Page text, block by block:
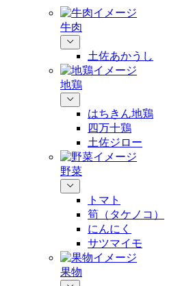
牛肉
土佐あかうし
地鶏
はちきん地鶏
四万十鶏
土佐ジロー
野菜
トマト
筍（タケノコ）
にんにく
サツマイモ
果物